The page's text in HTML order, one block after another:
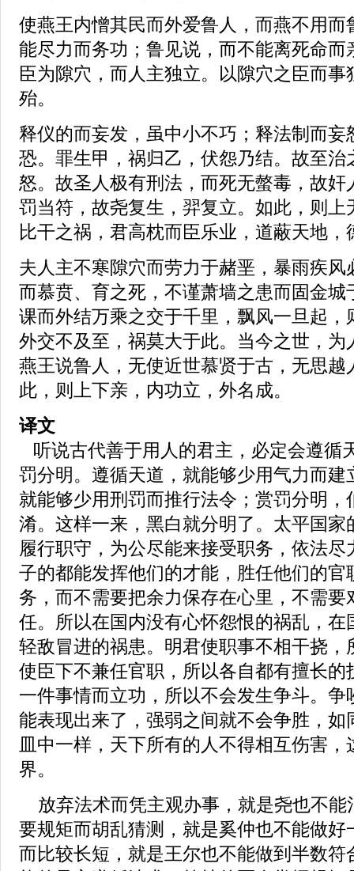
使燕王内憎其民而外爱鲁人，而燕不用而
能尽力而务功；鲁见说，而不能离死命而
臣为隙穴，而人主独立。以隙穴之臣而
殆。
释仪的而妄发，虽中小不巧；释法制而妄
恐。罪生甲，祸归乙，伏怨乃结。故至治
怒。故圣人极有刑法，而死无螫毒，故奸
罚当符，故尧复生，羿复立。如此，则上
比干之祸，君高枕而臣乐业，道蔽天地，
夫人主不寒隙穴而劳力于赭垩，暴雨疾风
而慕贲、育之死，不谨萧墙之患而固金城
课而外结万乘之交于千里，飘风一旦起，
外交不及至，祸莫大于此。当今之世，为
燕王说鲁人，无使近世慕贤于古，无思越
此，则上下亲，内功立，外名成。
译文
听说古代善于用人的君主，必定会遵循
罚分明。遵循天道，就能够少用气力而建
就能够少用刑罚而推行法令；赏罚分明，
淆。这样一来，黑白就分明了。太平国家
履行职守，为公尽能来接受职务，依法
子的都能发挥他们的才能，胜任他们的官
务，而不需要把余力保存在心里，不需要
任。所以在国内没有心怀怨恨的祸乱，在
轻敌冒进的祸患。明君使职事不相干挠，
使臣下不兼任官职，所以各自都有擅长的
一件事情而立功，所以不会发生争斗。争
能表现出来了，强弱之间就不会争胜，如
皿中一样，天下所有的人不得相互伤害
界。
放弃法术而凭主观办事，就是尧也不能
要规矩而胡乱猜测，就是奚仲也不能做好
而比较长短，就是王尔也不能做到半数符